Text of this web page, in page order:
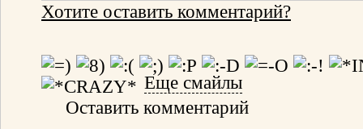
Хотите оставить комментарий?
Еще смайлы
Оставить комментарий